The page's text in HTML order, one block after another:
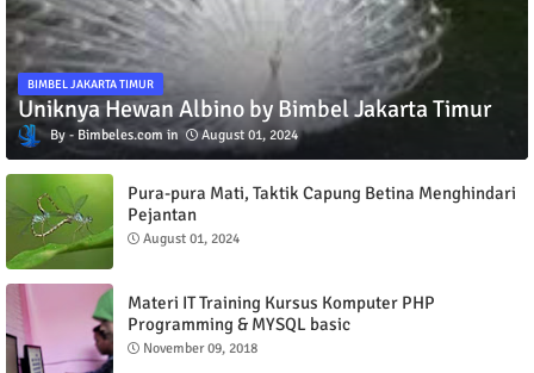
BIMBEL JAKARTA TIMUR
Uniknya Hewan Albino by Bimbel Jakarta Timur
Bimbeles.com August 01, 2024
Pura-pura Mati, Taktik Capung Betina Menghindari
Pejantan
August 01, 2024
Materi IT Training Kursus Komputer PHP
Programming & MYSQL basic
November 09, 2018